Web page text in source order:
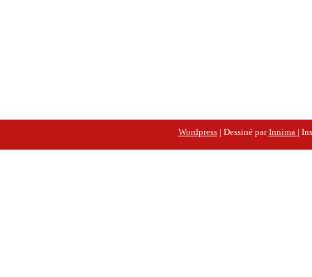
Wordpress| Dessiné parInnima |